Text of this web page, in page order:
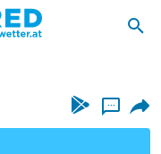
...